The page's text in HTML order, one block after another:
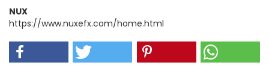
NUX
https://www.nuxefx.com/home.html